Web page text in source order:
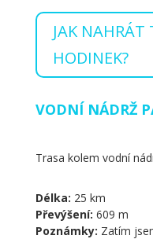
JAK NAHRÁT
HODINEK?
VODNÍ NÁDRŽ
Trasa kolem vodní
Délka: 25 km
Převýšení: 609 m
Poznámky: Zatím